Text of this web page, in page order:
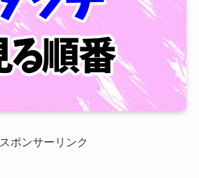
スポンサーリンク